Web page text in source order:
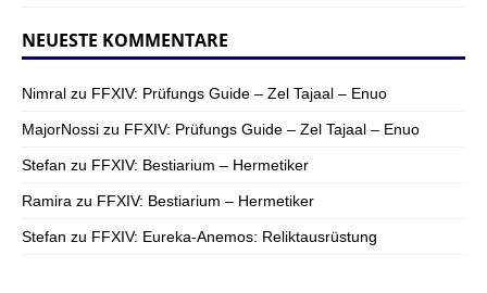
NEUESTE KOMMENTARE
Nimral zu FFXIV: Prüfungs Guide – Zel Tajaal – Enuo
MajorNossi zu FFXIV: Prüfungs Guide – Zel Tajaal – Enuo
Stefan zu FFXIV: Bestiarium – Hermetiker
Ramira zu FFXIV: Bestiarium – Hermetiker
Stefan zu FFXIV: Eureka-Anemos: Reliktausrüstung